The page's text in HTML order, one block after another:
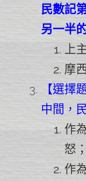
民數記
另一半
上
摩
【選擇
中間，
作
怒
作